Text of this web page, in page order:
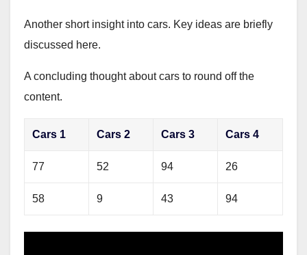
Another short insight into cars. Key ideas are briefly
discussed here.
A concluding thought about cars to round off the
content.
Cars 1 Cars 2 Cars 3 Cars 4
77 52 94 26
58 9 43 94